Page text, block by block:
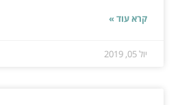
קרא עוד »
יול 05, 2019